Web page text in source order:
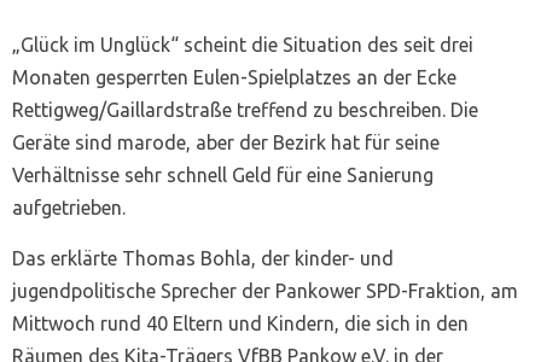
„Glück im Unglück“ scheint die Situation des seit drei
Monaten gesperrten Eulen-Spielplatzes an der Ecke
Rettigweg/Gaillardstraße treffend zu beschreiben. Die
Geräte sind marode, aber der Bezirk hat für seine
Verhältnisse sehr schnell Geld für eine Sanierung
aufgetrieben.
Das erklärte Thomas Bohla, der kinder- und
jugendpolitische Sprecher der Pankower SPD-Fraktion, am
Mittwoch rund 40 Eltern und Kindern, die sich in den
Räumen des Kita-Trägers VfBB Pankow e.V. in der